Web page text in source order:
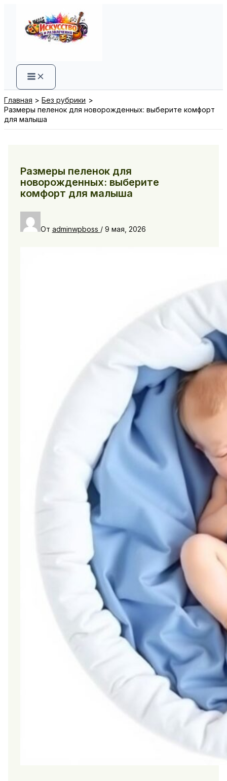
содержимому
Главная
Без рубрики
Размеры пеленок для новорожденных: выберите комфорт
для малыша
Размеры пеленок для
новорожденных: выберите
комфорт для малыша
От adminwpboss / 9 мая, 2026